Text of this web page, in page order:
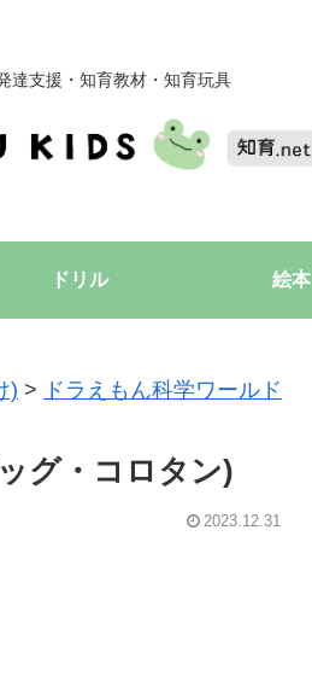
達支援・知育教材・知育玩具
ドリル 絵本
) >
ドラえもん科学ワールド
グ・コロタン)
2023.12.31